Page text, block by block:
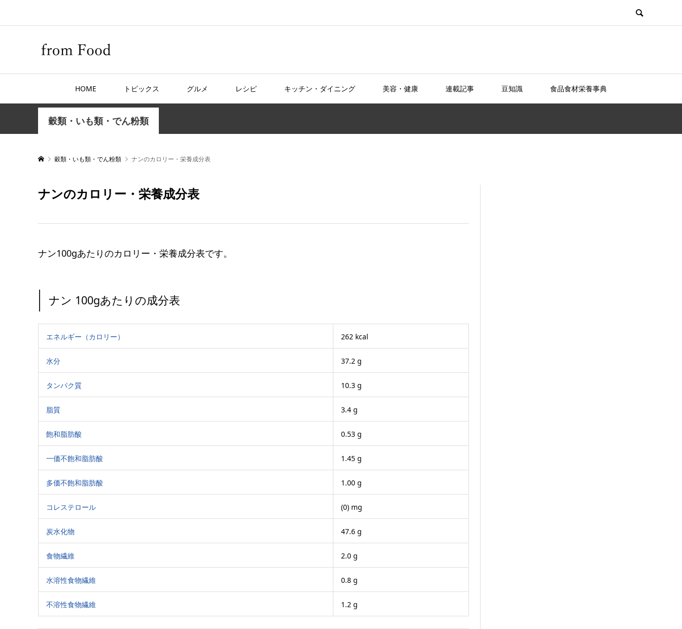
HOME トピックス グルメ レシピ キッチン・ダイニング 美容・健康 連載記事 豆知識 食品食材栄養事典
穀類・いも類・でん粉類
穀類・いも類・でん粉類 ナンのカロリー・栄養成分表
ナンのカロリー・栄養成分表
ナン100gあたりのカロリー・栄養成分表です。
ナン 100gあたりの成分表
エネルギー（カロリー） 262 kcal
水分 37.2 g
タンパク質 10.3 g
脂質 3.4 g
飽和脂肪酸 0.53 g
一価不飽和脂肪酸 1.45 g
多価不飽和脂肪酸 1.00 g
コレステロール (0) mg
炭水化物 47.6 g
食物繊維 2.0 g
水溶性食物繊維 0.8 g
不溶性食物繊維 1.2 g